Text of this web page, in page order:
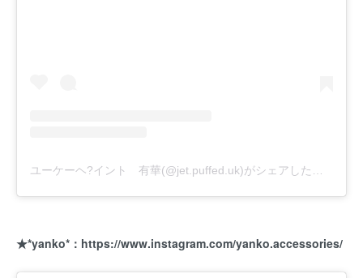
ユーケーヘ?イント 有華(@jet.puffed.uk)がシェアした投稿
★*yanko*： https://www.instagram.com/yanko.accessories/